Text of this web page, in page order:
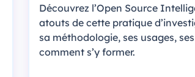
Découvrez l’Open Source
atouts de cette pratique
sa méthodologie, ses usages,
comment s’y former.